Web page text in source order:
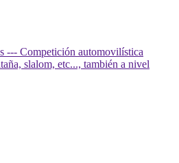
--- Competición automovilística
slalom, etc..., también a nivel